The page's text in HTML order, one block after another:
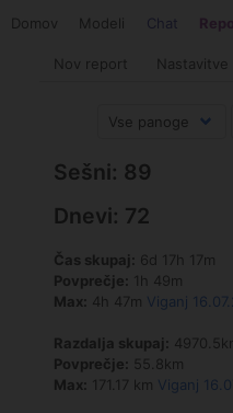
Domov Modeli Chat
Nov report Nastavitve
Sešni: 89
Dnevi: 72
Čas skupaj: 6d 17h 17m
Povprečje: 1h 49m
Max: 4h 47m Viganj
Razdalja skupaj:
Povprečje: 55.8km
Max: 171.17 km Viganj